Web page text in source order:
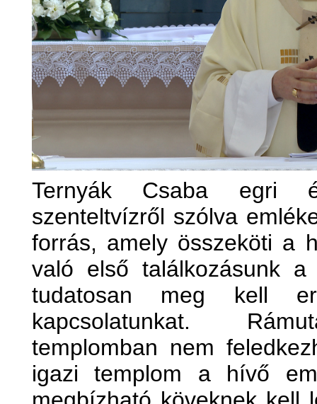
Ternyák Csaba egri
szenteltvízről szólva
forrás, amely összeköti a
való első találkozásunk
tudatosan meg kell
kapcsolatunkat.
templomban nem
igazi templom a hívő